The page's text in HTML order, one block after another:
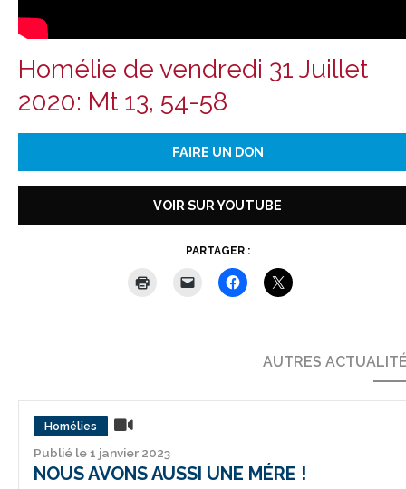
Homélie de vendredi 31 Juillet
2020: Mt 13, 54-58
FAIRE UN DON
VOIR SUR YOUTUBE
PARTAGER :
AUTRES
Homélies
Publié le 1 janvier 2023
NOUS AVONS AUSSI UNE MÉRE !